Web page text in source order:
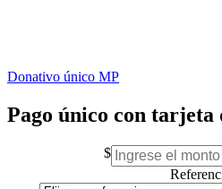
Donativo único MP
Pago único con tarjeta
$